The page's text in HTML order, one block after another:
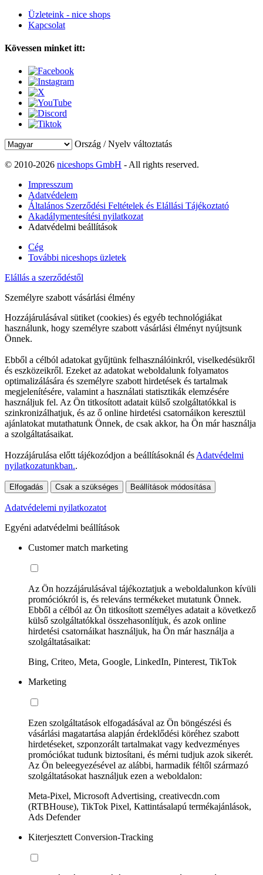
Üzleteink - nice shops
Kapcsolat
Kövessen minket itt:
Ország / Nyelv változtatás
© 2010-2026 niceshops GmbH - All rights reserved.
Impresszum
Adatvédelem
Általános Szerződési Feltételek és Elállási Tájékoztató
Akadálymentesítési nyilatkozat
Adatvédelmi beállítások
Cég
További niceshops üzletek
Elállás a szerződéstől
Személyre szabott vásárlási élmény
Hozzájárulásával sütiket (cookies) és egyéb technológiákat
használunk, hogy személyre szabott vásárlási élményt nyújtsunk
Önnek.
Ebből a célból adatokat gyűjtünk felhasználóinkról, viselkedésükről
és eszközeikről. Ezeket az adatokat weboldalunk folyamatos
optimalizálására és személyre szabott hirdetések és tartalmak
megjelenítésére, valamint a használati statisztikák elemzésére
használjuk fel. Az Ön titkosított adatait külső szolgáltatókkal is
szinkronizálhatjuk, és az ő online hirdetési csatornáikon keresztül
ajánlatokat mutathatunk Önnek, de csak akkor, ha Ön már használja
a szolgáltatásaikat.
Hozzájárulása előtt tájékozódjon a beállításoknál és Adatvédelmi
nyilatkozatunkban..
Elfogadás Csak a szükséges Beállítások módosítása
Adatvédelemi nyilatkozatot
Egyéni adatvédelmi beállítások
Customer match marketing
Az Ön hozzájárulásával tájékoztatjuk a weboldalunkon kívüli
promóciókról is, és releváns termékeket mutatunk Önnek.
Ebből a célból az Ön titkosított személyes adatait a következő
külső szolgáltatókkal összehasonlítjuk, és azok online
hirdetési csatornáikat használjuk, ha Ön már használja a
szolgáltatásaikat:
Bing, Criteo, Meta, Google, LinkedIn, Pinterest, TikTok
Marketing
Ezen szolgáltatások elfogadásával az Ön böngészési és
vásárlási magatartása alapján érdeklődési köréhez szabott
hirdetéseket, szponzorált tartalmakat vagy kedvezményes
promóciókat tudunk biztosítani, és mérni tudjuk azok sikerét.
Az Ön beleegyezésével az alábbi, harmadik féltől származó
szolgáltatásokat használjuk ezen a weboldalon:
Meta-Pixel, Microsoft Advertising, creativecdn.com
(RTBHouse), TikTok Pixel, Kattintásalapú termékajánlások,
Ads Defender
Kiterjesztett Conversion-Tracking